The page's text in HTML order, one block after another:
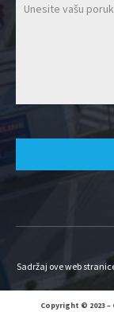
Sadržaj ove web
Copyright © 2023 –